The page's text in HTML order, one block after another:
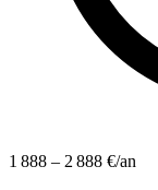
1 888 – 2 888 €/an